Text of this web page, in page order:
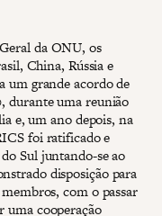
da ONU, os
China, Rússia e
um grande acordo de
durante uma reunião
e, um ano depois, na
foi ratificado e
Sul juntando-se ao
disposição para
com o passar
uma cooperação